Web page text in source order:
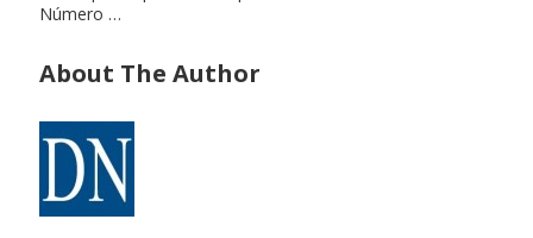
Número …
About The Author